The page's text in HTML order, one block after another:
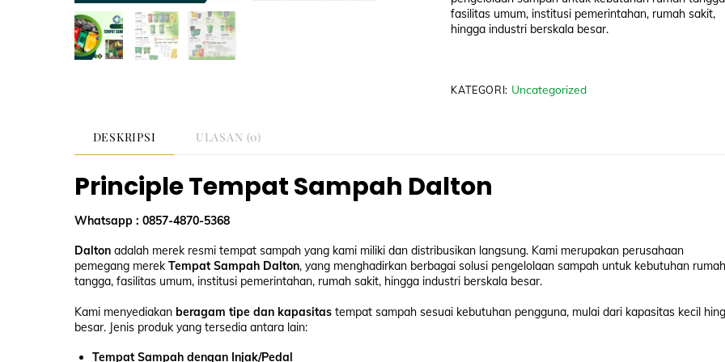
fasilitas umum, institusi pemerintahan, rumah sakit,
hingga industri berskala besar.
KATEGORI: Uncategorized
DESKRIPSI ULASAN (0)
Principle Tempat Sampah Dalton
Whatsapp : 0857-4870-5368
Dalton adalah merek resmi tempat sampah yang kami miliki dan distribusikan langsung. Kami merupakan perusahaan
pemegang merek Tempat Sampah Dalton, yang menghadirkan berbagai solusi pengelolaan sampah untuk kebutuhan rumah
tangga, fasilitas umum, institusi pemerintahan, rumah sakit, hingga industri berskala besar.
Kami menyediakan beragam tipe dan kapasitas tempat sampah sesuai kebutuhan pengguna, mulai dari kapasitas kecil
besar. Jenis produk yang tersedia antara lain:
Tempat Sampah dengan Injak/Pedal